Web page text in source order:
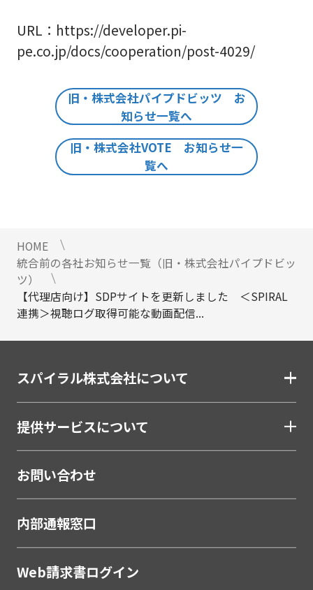
URL：https://developer.pi-
pe.co.jp/docs/cooperation/post-4029/
旧・株式会社パイプドビッツ お
知らせ一覧へ
旧・株式会社VOTE お知らせ一
覧へ
HOME
統合前の各社お知らせ一覧（旧・株式会社パイプドビッ
ツ）
【代理店向け】SDPサイトを更新しました ＜SPIRAL
連携＞視聴ログ取得可能な動画配信...
スパイラル株式会社について
提供サービスについて
お問い合わせ
内部通報窓口
Web請求書ログイン